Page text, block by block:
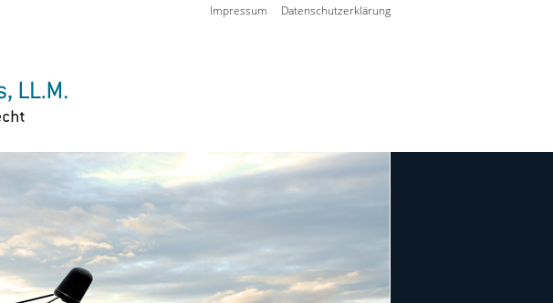
Datenschutzerklärung
Impressum